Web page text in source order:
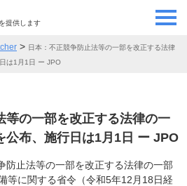
提供します
提供者
> 日本：不正競争防止法等の一部を改正する法律
は1月1日 ー JPO
等の一部を改正する法律の一
公布、施行日は1月1日 ー JPO
防止法等の一部を改正する法律の一部
等に関する省令（令和5年12月18日経